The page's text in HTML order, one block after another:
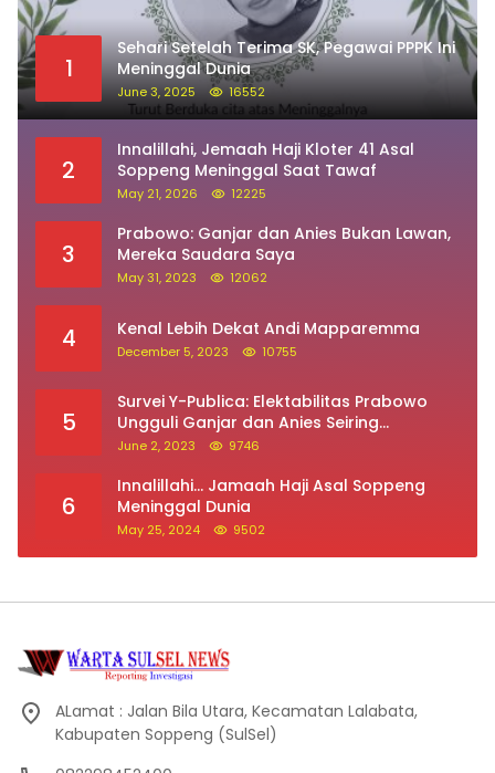
1
Sehari Setelah Terima SK, Pegawai PPPK Ini
Meninggal Dunia
June 3, 2025 16552
2
Innalillahi, Jemaah Haji Kloter 41 Asal
Soppeng Meninggal Saat Tawaf
May 21, 2026 12225
3
Prabowo: Ganjar dan Anies Bukan Lawan,
Mereka Saudara Saya
May 31, 2023 12062
4 Kenal Lebih Dekat Andi Mapparemma
December 5, 2023 10755
5
Survei Y-Publica: Elektabilitas Prabowo
Ungguli Ganjar dan Anies Seiring
Kepuasan Terhadap Jokowi Naik
June 2, 2023 9746
6
Innalillahi… Jamaah Haji Asal Soppeng
Meninggal Dunia
May 25, 2024 9502
ALamat : Jalan Bila Utara, Kecamatan Lalabata,
Kabupaten Soppeng (SulSel)